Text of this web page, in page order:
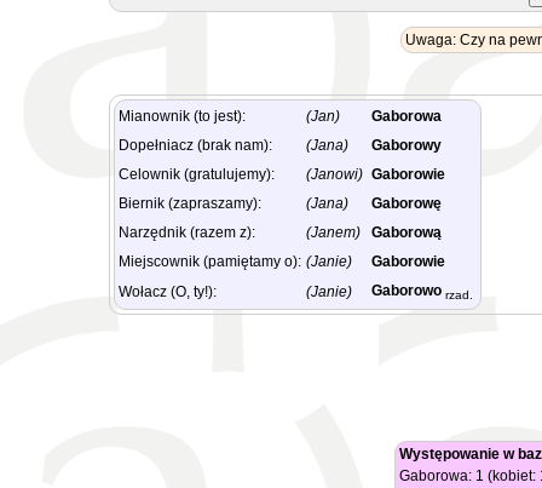
Uwaga: Czy na
Mianownik (to jest): (Jan)
Gaborowa
Dopełniacz (brak nam):
(Jana)
Gaborowy
Celownik (gratulujemy):
(Janowi) Gaborowie
Biernik (zapraszamy):
(Jana)
Gaborowę
Narzędnik (razem z):
(Janem)
Gaborową
Miejscownik (pamiętamy o): (Janie)
Gaborowie
Wołacz (O, ty!):
(Janie) Gaborowo rzad.
Występowanie w
Gaborowa: 1 (kobiet: